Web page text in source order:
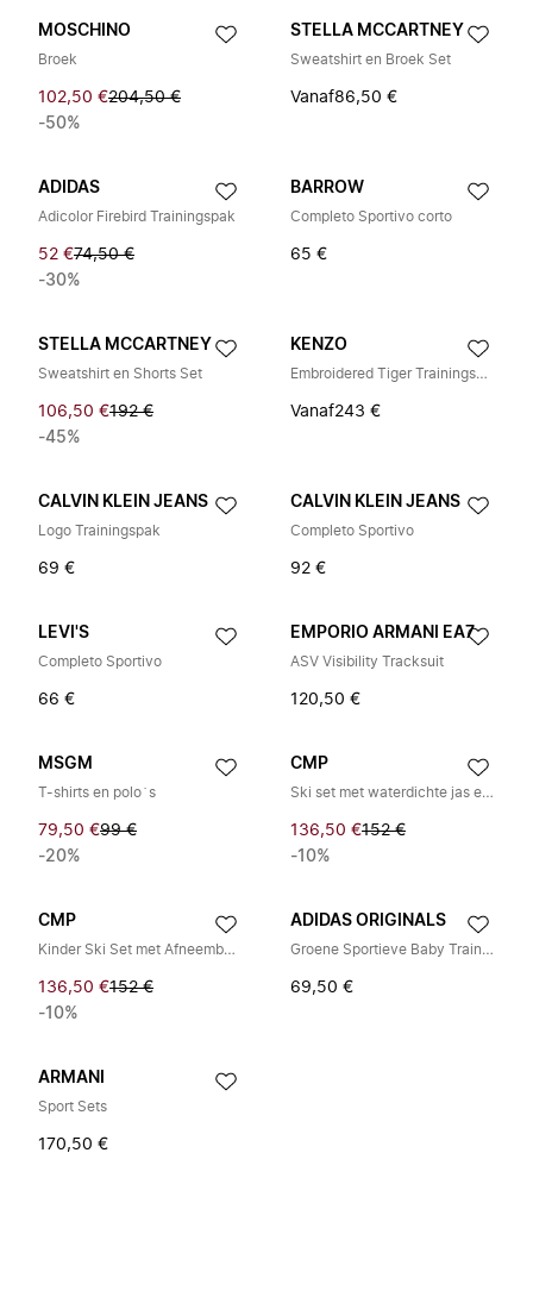
MOSCHINO
Broek
102,50 €204,50 €
-50%
STELLA MCCARTNEY
Sweatshirt en Broek Set
Vanaf86,50 €
ADIDAS
Adicolor Firebird Trainingspak
52 €74,50 €
-30%
BARROW
Completo Sportivo corto
65 €
STELLA MCCARTNEY
Sweatshirt en Shorts Set
106,50 €192 €
-45%
KENZO
Embroidered Tiger Trainingspak
Vanaf243 €
CALVIN KLEIN JEANS
Logo Trainingspak
69 €
CALVIN KLEIN JEANS
Completo Sportivo
92 €
LEVI'S
Completo Sportivo
66 €
EMPORIO ARMANI EA7
ASV Visibility Tracksuit
120,50 €
MSGM
T-shirts en polo`s
79,50 €99 €
-20%
CMP
Ski set met waterdichte jas en broek
136,50 €152 €
-10%
CMP
Kinder Ski Set met Afneembare Capuchon en erstelbare Bandjes
136,50 €152 €
-10%
ADIDAS ORIGINALS
Groene Sportieve Baby Trainingspak
69,50 €
ARMANI
Sport Sets
170,50 €